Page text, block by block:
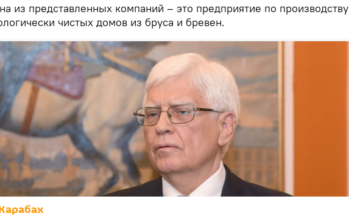
из представленных компаний – это предприятие по производству
чистых домов из бруса и бревен.